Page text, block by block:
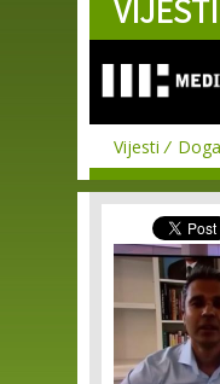
Skip
main
Vijesti